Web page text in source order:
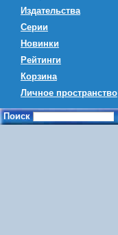
Издательства
Серии
Новинки
Рейтинги
Корзина
Личное пространство
Поиск